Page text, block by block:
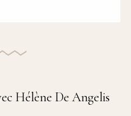
Hélène De Angelis